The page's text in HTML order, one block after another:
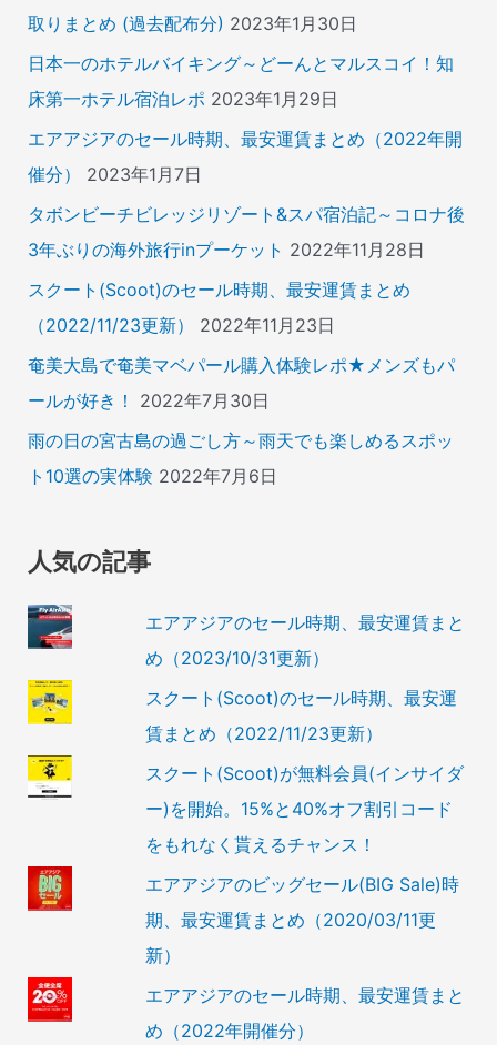
取りまとめ (過去配布分) 2023年1月30日
日本一のホテルバイキング～どーんとマルスコイ！知
床第一ホテル宿泊レポ 2023年1月29日
エアアジアのセール時期、最安運賃まとめ（2022年開
催分）
2023年1月7日
タボンビーチビレッジリゾート&スパ宿泊記～コロナ後
3年ぶりの海外旅行inプーケット 2022年11月28日
スクート(Scoot)のセール時期、最安運賃まとめ
（2022/11/23更新）
2022年11月23日
奄美大島で奄美マベパール購入体験レポ★メンズもパ
ールが好き！
2022年7月30日
雨の日の宮古島の過ごし方～雨天でも楽しめるスポッ
ト10選の実体験 2022年7月6日
人気の記事
エアアジアのセール時期、最安運賃まと
め（2023/10/31更新）
スクート(Scoot)のセール時期、最安運
賃まとめ（2022/11/23更新）
スクート(Scoot)が無料会員(インサイダ
ー)を開始。15%と40%オフ割引コード
をもれなく貰えるチャンス！
エアアジアのビッグセール(BIG Sale)時
期、最安運賃まとめ（2020/03/11更
新）
エアアジアのセール時期、最安運賃まと
め（2022年開催分）